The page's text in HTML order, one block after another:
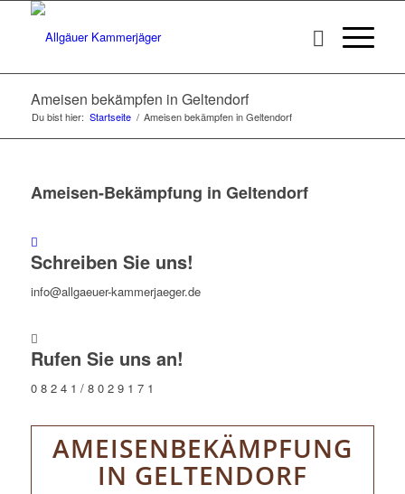
Ameisen bekämpfen in Geltendorf
Du bist hier: Startseite / Ameisen bekämpfen in Geltendorf
Ameisen-Bekämpfung in Geltendorf
Schreiben Sie uns!
info@allgaeuer-kammerjaeger.de
Rufen Sie uns an!
0 8 2 4 1 / 8 0 2 9 1 7 1
AMEISENBEKÄMPFUNG
IN GELTENDORF